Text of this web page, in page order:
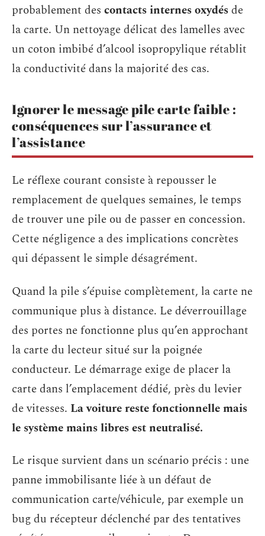
probablement des contacts internes oxydésde
la carte. Un nettoyage délicat des lamelles avec
un coton imbibé d’alcool isopropylique rétablit
la conductivité dans la majorité des cas.
Ignorer le message pile carte faible :
conséquences sur l’assurance et
l’assistance
Le réflexe courant consiste à repousser le
remplacement de quelques semaines, le temps
de trouver une pile ou de passer en concession.
Cette négligence a des implications concrètes
qui dépassent le simple désagrément.
Quand la pile s’épuise complètement, la carte ne
communique plus à distance. Le déverrouillage
des portes ne fonctionne plus qu’en approchant
la carte du lecteur situé sur la poignée
conducteur. Le démarrage exige de placer la
carte dans l’emplacement dédié, près du levier
de vitesses. La voiture reste fonctionnelle mais
le système mains libres est neutralisé.
Le risque survient dans un scénario précis : une
panne immobilisante liée à un défaut de
communication carte/véhicule, par exemple un
bug du récepteur déclenché par des tentatives